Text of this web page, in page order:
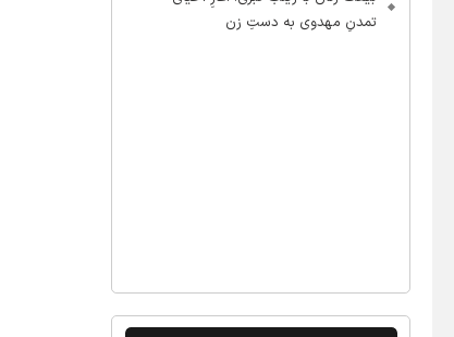
تمدنِ مهدوی به دستِ زن